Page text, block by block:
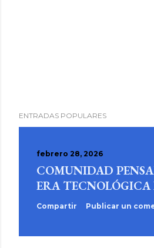
ENTRADAS POPULARES
febrero 28, 2026
COMUNIDAD
ERA TECNOLÓGICA
Compartir Publicar un